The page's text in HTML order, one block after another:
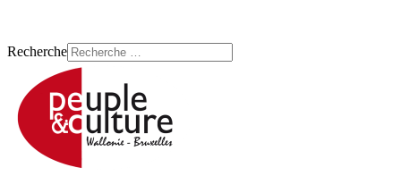
Recherche